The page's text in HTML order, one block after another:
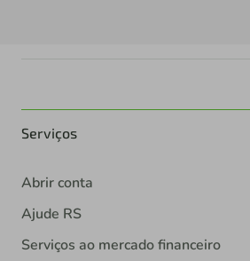
Serviços
Abrir conta
Ajude RS
Serviços ao mercado financeiro